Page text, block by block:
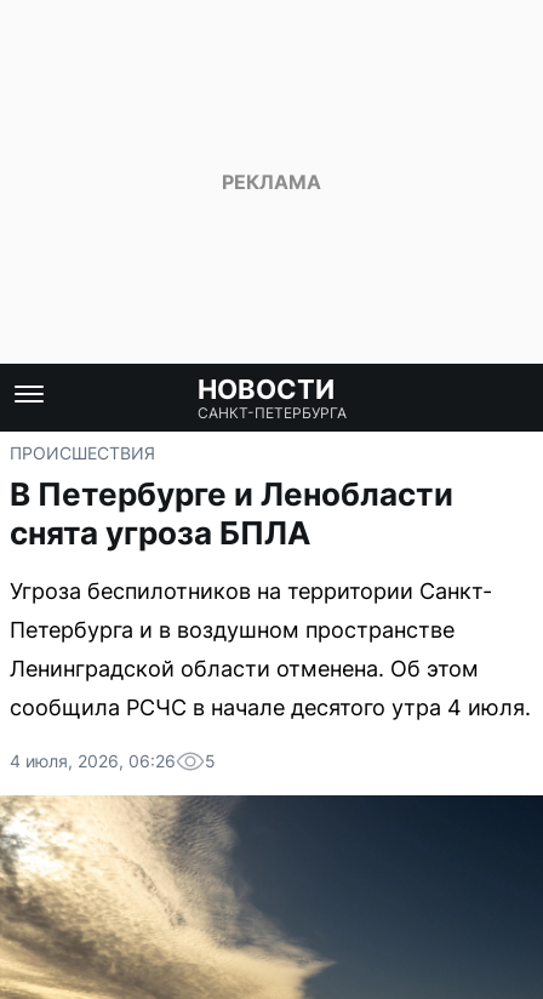
НОВОСТИ
САНКТ-ПЕТЕРБУРГА
ПРОИСШЕСТВИЯ
В Петербурге и Ленобласти
снята угроза БПЛА
Угроза беспилотников на территории Санкт-
Петербурга и в воздушном пространстве
Ленинградской области отменена. Об этом
сообщила РСЧС в начале десятого утра 4 июля.
4 июля, 2026, 06:26 5